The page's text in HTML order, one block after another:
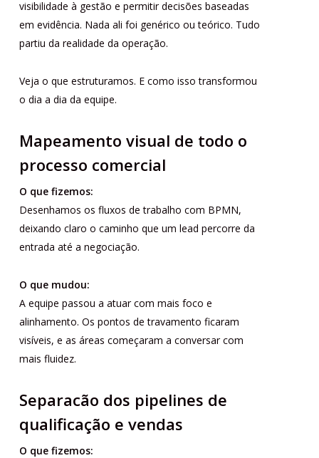
visibilidade à gestão e permitir decisões baseadas
em evidência. Nada ali foi genérico ou teórico. Tudo
partiu da realidade da operação.
Veja o que estruturamos. E como isso transformou
o dia a dia da equipe.
Mapeamento visual de todo o
processo comercial
O que fizemos:
Desenhamos os fluxos de trabalho com BPMN,
deixando claro o caminho que um lead percorre da
entrada até a negociação.
O que mudou:
A equipe passou a atuar com mais foco e
alinhamento. Os pontos de travamento ficaram
visíveis, e as áreas começaram a conversar com
mais fluidez.
Separacão dos pipelines de
qualificação e vendas
O que fizemos: